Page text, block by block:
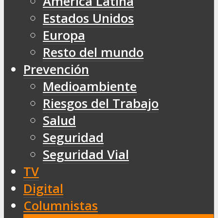
Estados Unidos
Europa
Resto del mundo
Prevención
Medioambiente
Riesgos del Trabajo
Salud
Seguridad
Seguridad Vial
TV
Digital
Columnistas